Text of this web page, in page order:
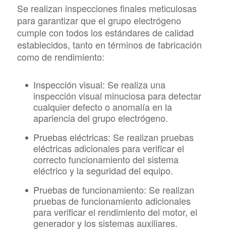
Se realizan inspecciones finales meticulosas
para garantizar que el grupo electrógeno
cumple con todos los estándares de calidad
establecidos, tanto en términos de fabricación
como de rendimiento:
Inspección visual: Se realiza una
inspección visual minuciosa para detectar
cualquier defecto o anomalía en la
apariencia del grupo electrógeno.
Pruebas eléctricas: Se realizan pruebas
eléctricas adicionales para verificar el
correcto funcionamiento del sistema
eléctrico y la seguridad del equipo.
Pruebas de funcionamiento: Se realizan
pruebas de funcionamiento adicionales
para verificar el rendimiento del motor, el
generador y los sistemas auxiliares.